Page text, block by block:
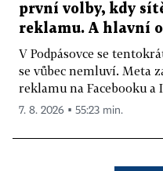
první volby, kdy
reklamu. A hlavní
V Podpásovce se
se vůbec nemluví. Meta
reklamu na Facebooku a
7. 8. 2026 ▪ 55:23 min.